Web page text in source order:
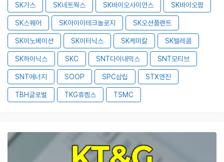
SK가스 SK네트웍스 SK바이오사이언스 SK바이오팜
SK스퀘어 SK아이이테크놀로지 SK오션플랜트
SK이노베이션 SK이터닉스 SK케미칼 SK텔레콤
SK하이닉스 SKC SNT다이내믹스 SNT모티브
SNT에너지 SOOP SPC삼립 STX엔진
TBH글로벌 TKG휴켐스 TSMC